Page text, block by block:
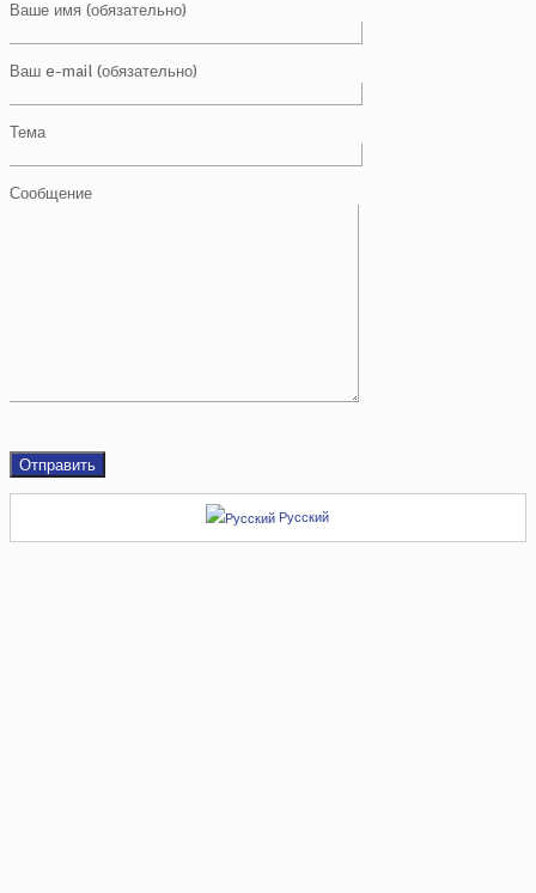
Ваше имя (обязательно)
Ваш e-mail (обязательно)
Тема
Сообщение
Русский